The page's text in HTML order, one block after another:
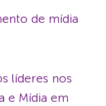
de mídia
líderes nos
e Mídia em